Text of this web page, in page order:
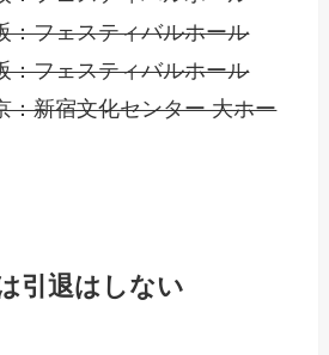
：フェスティバルホール
：フェスティバルホール
：新宿文化センター 大ホー
引退はしない